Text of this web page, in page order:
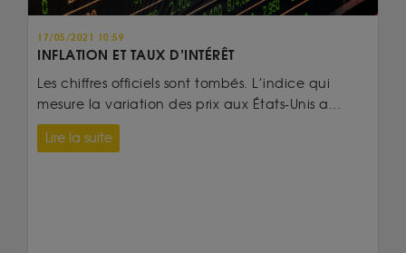
17/05/2021 10:59
INFLATION ET TAUX D’INTÉRÊT
Les chiffres officiels sont tombés. L’indice qui
mesure la variation des prix aux États-Unis a...
Lire la suite